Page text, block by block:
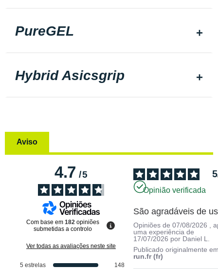
PureGEL
Hybrid Asicsgrip
Aviso
4.7/5
Com base em 182 opiniões
submetidas a controlo
Ver todas as avaliações neste site
5 estrelas
148
5
Opinião verificada
São agradáveis de
Opiniões de07/08/2026
,
uma experiência de
17/07/2026 por Daniel L.
Publicado originalmente
run.fr (fr)